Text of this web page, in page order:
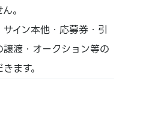
。
イン本他・応募券・引
渡・オークション等の
ます。